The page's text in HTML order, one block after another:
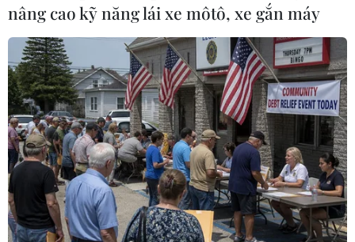
nâng cao kỹ năng lái xe môtô, xe gắn máy